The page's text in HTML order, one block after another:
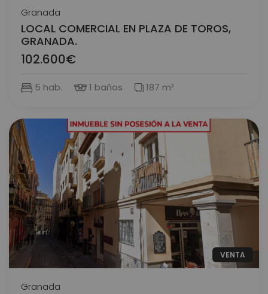
Granada
LOCAL COMERCIAL EN PLAZA DE TOROS,
GRANADA.
102.600€
5 hab. 1 baños 187 m²
VENTA
Granada